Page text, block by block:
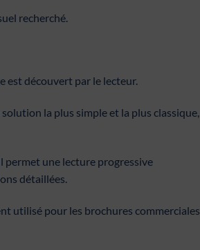
recherché.
est découvert par le lecteur.
la plus simple et la plus classique,
permet une lecture progressive
détaillées.
utilisé pour les brochures commerciales